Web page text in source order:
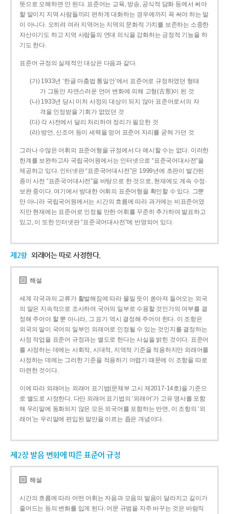
뜻으로 오해하면 안 된다. 표준어는 교육, 방송, 공식적 담화 등에서 써야
할 말이지 지역 사람들끼리 편하게 대화하는 경우에까지 꼭 써야 하는 말
이 아니다. 오히려 여러 지역어는 지역의 문화적 가치를 보존하는 소중한
자산이기도 하고 지역 사람들의 연대 의식을 강화하는 긍정적 기능을 하
기도 한다.
표준어 규정의 실제적인 대상은 다음과 같다.
(가) 1933년 ‘한글 마춤법 통일안’에서 표준어로 규정하였던 형태
가 그동안 자연스러운 언어 변화에 의해 고형(古形)이 된 것
(나) 1933년 당시 미처 사정의 대상이 되지 않아 표준어로서의 자
격을 인정받을 기회가 없었던 것
(다) 각 사전에서 달리 처리하여 정리가 필요한 것
(라) 방언, 신조어 등이 세력을 얻어 표준어 자리를 굳혀 가던 것
그러나 수많은 어휘의 표준어형을 규정에서 다 예시할 수는 없다. 이러한
한계를 보완하고자 국립국어원에서는 인터넷으로 “표준국어대사전”을
제공하고 있다. 인터넷판 “표준국어대사전”은 1999년에 초판이 발간된
종이 사전 “표준국어대사전”을 바탕으로 한 것으로, 현재에도 계속 수정·
보완 중이다. 여기에서 방대한 어휘의 표준어형을 확인할 수 있다. 그뿐
만 아니라 국립국어원에서는 시간의 흐름에 따라 과거에는 비표준어였
지만 현재에는 표준어로 인정될 만한 어휘를 꾸준히 추가하여 발표하고
있고, 이 또한 인터넷판 “표준국어대사전”에 반영되어 있다.
제2항 외래어는 따로 사정한다.
해설
세계 각국과의 교류가 활발해짐에 따라 물밀 듯이 쏟아져 들어오는 외국
의 말은 지속적으로 조사하여 국어의 일부로 수용할 것인가의 여부를 결
정해 주어야 할 뿐 아니라, 그 표기 역시 결정해 주어야 한다. 이 조항은
외국의 말이 국어의 일부인 외래어로 인정될 수 있는 것인지를 결정하는
사정 작업을 표준어 규정과는 별도로 한다는 사실을 밝힌 것이다. 표준어
를 사정하는 데에는 사회적, 시대적, 지역적 기준을 적용하지만 외래어를
사정하는 데에는 그러한 기준을 적용하기 어렵기 때문에 이 조항을 따로
마련한 것이다.
이에 따라 외래어는 외래어 표기법(문체부 고시 제2017-14호)을 기준으
로 별도로 사정한다. 다만 외래어 표기법의 ‘외래어’가 고유 명사를 포함
해 우리말에 동화되지 않은 모든 외국어를 포함하는 반면, 이 조항의 ‘외
래어’는 우리말에 편입된 말만을 이르는 좁은 개념이다.
제2장 발음 변화에 따른 표준어 규정
해설
시간의 흐름에 따라 어떤 어휘는 자음과 모음의 발음이 달라지고 길이가
줄어드는 등의 변화를 입게 된다. 어문 규범을 자주 바꾸는 것은 바람직